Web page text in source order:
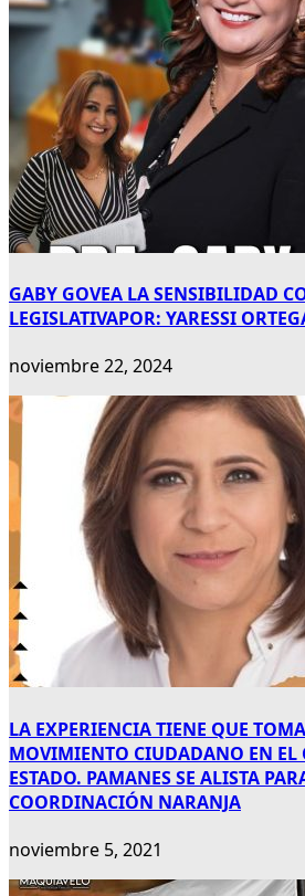
GABY GOVEA LA SENSIBILIDAD
LEGISLATIVAPOR: YARESSI
noviembre 22, 2024
LA EXPERIENCIA TIENE QUE
MOVIMIENTO CIUDADANO EN EL
ESTADO. PAMANES SE ALISTA
COORDINACIÓN NARANJA
noviembre 5, 2021